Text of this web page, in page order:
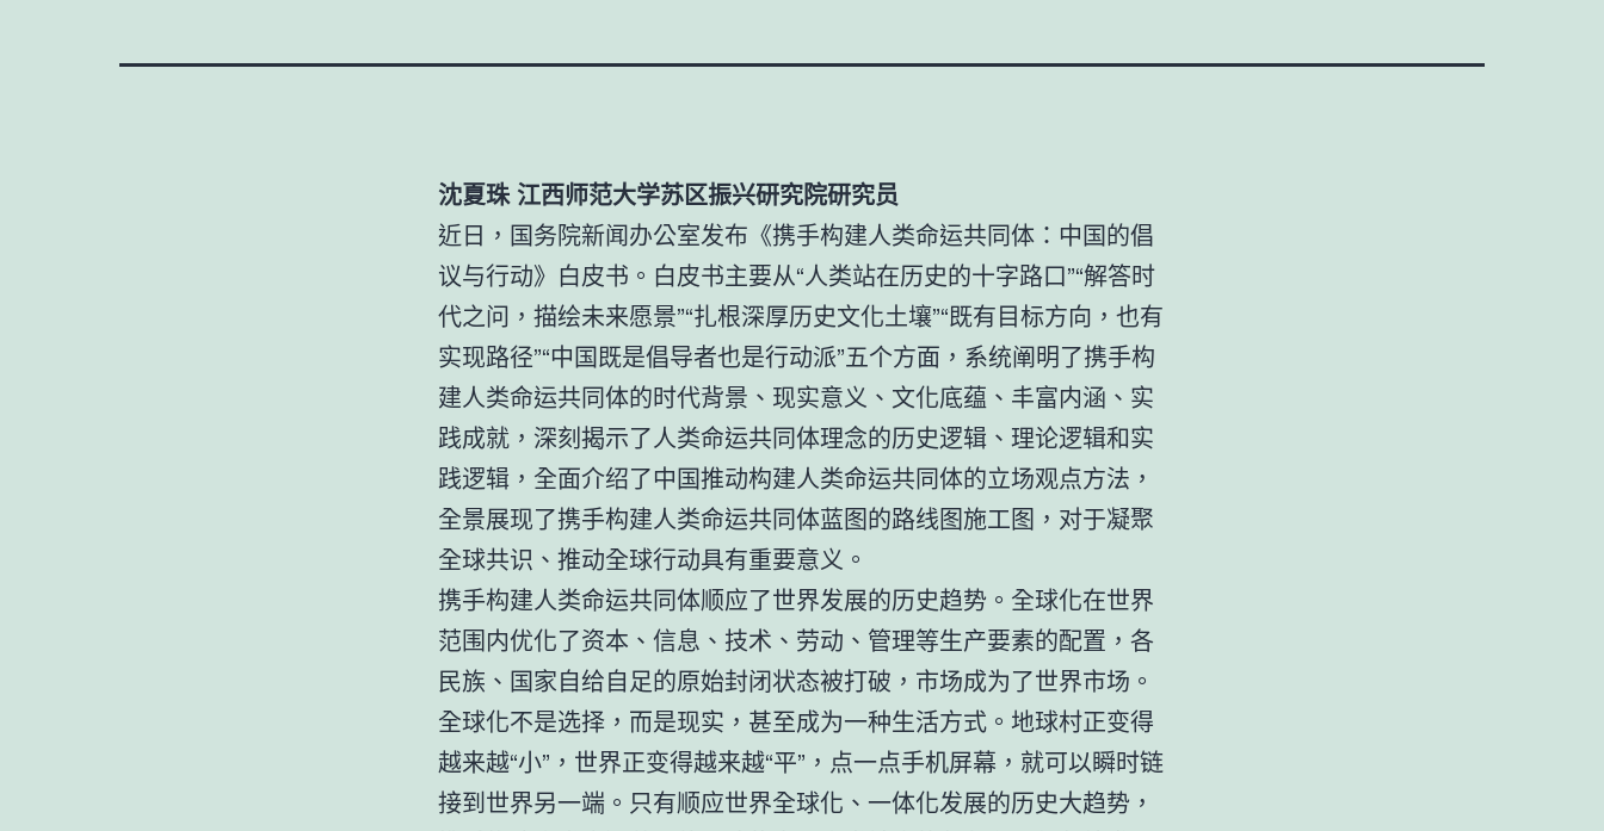
沈夏珠 江西师范大学苏区振兴研究院研究员
近日，国务院新闻办公室发布《携手构建人类命运共同体：中国的倡
议与行动》白皮书。白皮书主要从“人类站在历史的十字路口”“解答时
代之问，描绘未来愿景”“扎根深厚历史文化土壤”“既有目标方向，也有
实现路径”“中国既是倡导者也是行动派”五个方面，系统阐明了携手构
建人类命运共同体的时代背景、现实意义、文化底蕴、丰富内涵、实
践成就，深刻揭示了人类命运共同体理念的历史逻辑、理论逻辑和实
践逻辑，全面介绍了中国推动构建人类命运共同体的立场观点方法，
全景展现了携手构建人类命运共同体蓝图的路线图施工图，对于凝聚
全球共识、推动全球行动具有重要意义。
携手构建人类命运共同体顺应了世界发展的历史趋势。全球化在世界
范围内优化了资本、信息、技术、劳动、管理等生产要素的配置，各
民族、国家自给自足的原始封闭状态被打破，市场成为了世界市场。
全球化不是选择，而是现实，甚至成为一种生活方式。地球村正变得
越来越“小”，世界正变得越来越“平”，点一点手机屏幕，就可以瞬时链
接到世界另一端。只有顺应世界全球化、一体化发展的历史大趋势，